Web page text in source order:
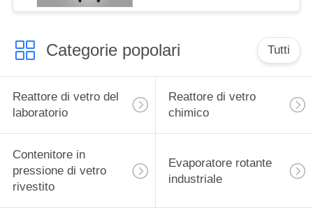
Categorie popolari Tutti
Reattore di vetro del
laboratorio
Reattore di vetro
chimico
Contenitore in
pressione di vetro
rivestito
Evaporatore rotante
industriale